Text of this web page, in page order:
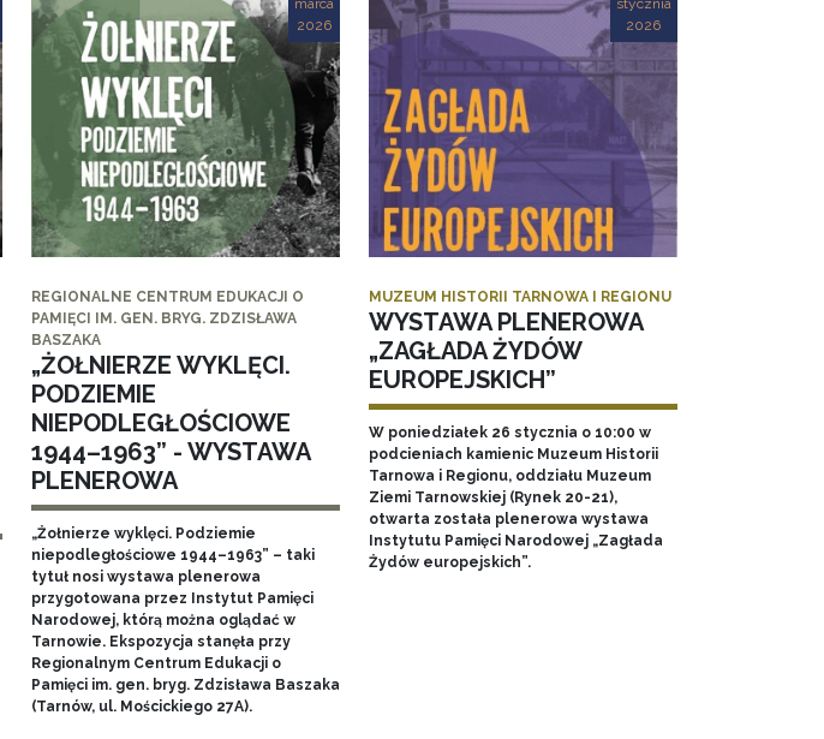
marca
2026
REGIONALNE CENTRUM EDUKACJI O
PAMIĘCI IM. GEN. BRYG. ZDZISŁAWA
BASZAKA
„ŻOŁNIERZE WYKLĘCI.
PODZIEMIE
NIEPODLEGŁOŚCIOWE
1944–1963” - WYSTAWA
PLENEROWA
„Żołnierze wyklęci. Podziemie
niepodległościowe 1944–1963” – taki
tytuł nosi wystawa plenerowa
przygotowana przez Instytut Pamięci
Narodowej, którą można oglądać w
Tarnowie. Ekspozycja stanęła przy
Regionalnym Centrum Edukacji o
Pamięci im. gen. bryg. Zdzisława Baszaka
(Tarnów, ul. Mościckiego 27A).
stycznia
2026
MUZEUM HISTORII TARNOWA I REGIONU
WYSTAWA PLENEROWA
„ZAGŁADA ŻYDÓW
EUROPEJSKICH”
W poniedziałek 26 stycznia o 10:00 w
podcieniach kamienic Muzeum Historii
Tarnowa i Regionu, oddziału Muzeum
Ziemi Tarnowskiej (Rynek 20-21),
otwarta została plenerowa wystawa
Instytutu Pamięci Narodowej „Zagłada
Żydów europejskich”.